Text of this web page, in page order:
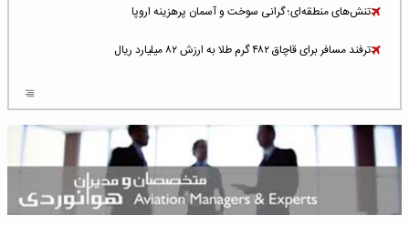
تنش‌های منطقه‌ای؛ گرانی سوخت و آسمان پرهزینه اروپا
ترفند مسافر برای قاچاق ۴۸۲ گرم طلا به ارزش ۸۲ میلیارد ریال
شلوغ‌ترین فرودگاه‌های اروپا در ۲۰۲۵: لندن، استانبول و پاریس
پخش زنده پرواز سیزدهم موشک استارشیپ اسپیس‌ایکس [جمعه ساعت ۰۱:۴۵]